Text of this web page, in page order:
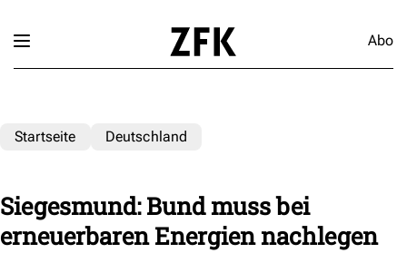
Abo
Startseite Deutschland
Siegesmund: Bund muss bei
erneuerbaren Energien nachlegen